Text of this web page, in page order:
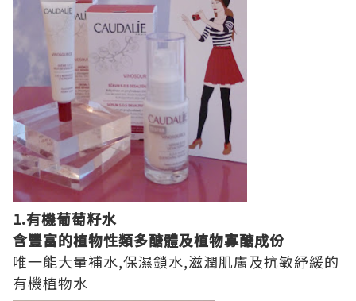
1.有機葡萄籽水
含豐富的植物性類多醣體及植物寡醣成份
唯一能大量補水,保濕鎖水,滋潤肌膚及抗敏紓緩的
有機植物水